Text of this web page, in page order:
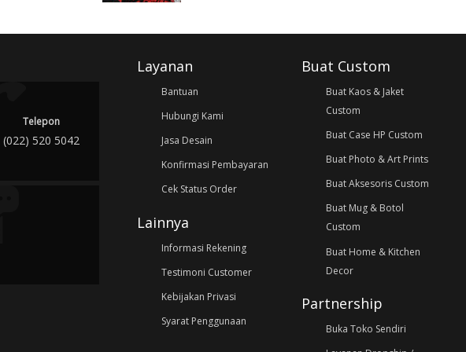
Telepon
(022) 520 5042
Layanan
Bantuan
Hubungi Kami
Jasa Desain
Konfirmasi Pembayaran
Cek Status Order
Lainnya
Informasi Rekening
Testimoni Customer
Kebijakan Privasi
Syarat Penggunaan
Buat Custom
Buat Kaos & Jaket
Custom
Buat Case HP Custom
Buat Photo & Art Prints
Buat Aksesoris Custom
Buat Mug & Botol
Custom
Buat Home & Kitchen
Decor
Partnership
Buka Toko Sendiri